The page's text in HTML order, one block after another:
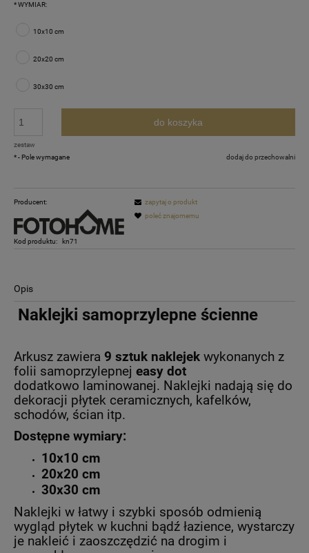
*WYMIAR:
10x10 cm
20x20 cm
30x30 cm
zestaw
do koszyka
dodaj do przechowalni
*- Pole wymagane
Producent:
Kod produktu: kn71
zapytaj o produkt
poleć znajomemu
Opis
Naklejki samoprzylepne ścienne
Arkusz zawiera 9 sztuk naklejek wykonanych z
folii samoprzylepnej easy dot
dodatkowo laminowanej. Naklejki nadają się do
dekoracji płytek ceramicznych, kafelków,
schodów, ścian itp.
Dostępne wymiary:
10x10 cm
20x20 cm
30x30 cm
Naklejki w łatwy i szybki sposób odmienią
wygląd płytek w kuchni bądź łazience, wystarczy
je nakleić i zaoszczędzić na drogim i